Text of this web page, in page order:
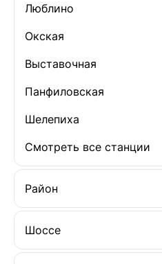
Люблино
Окская
Выставочная
Панфиловская
Шелепиха
Смотреть все станции
Район
Шоссе